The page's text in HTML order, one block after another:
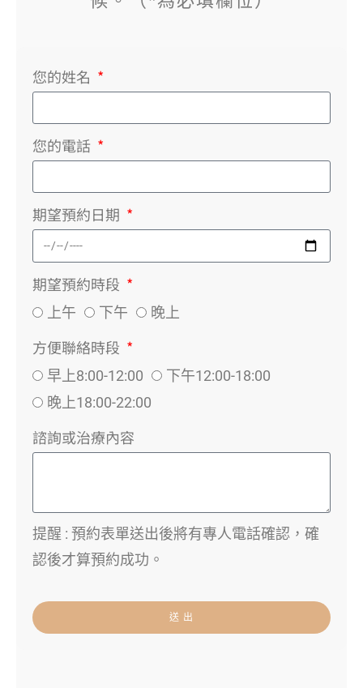
您的姓名
您的電話
期望預約日期
期望預約時段
上午 下午 晚上
方便聯絡時段
早上8:00-12:00
下午12:00-18:00
晚上18:00-22:00
諮詢或治療內容
提醒 : 預約表單送出後將有專人電話確認，確
認後才算預約成功。
送 出